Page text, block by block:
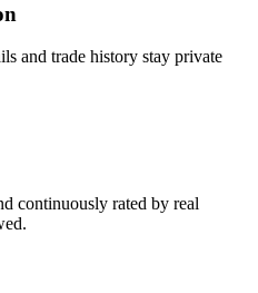
and trade history stay private
continuously rated by real